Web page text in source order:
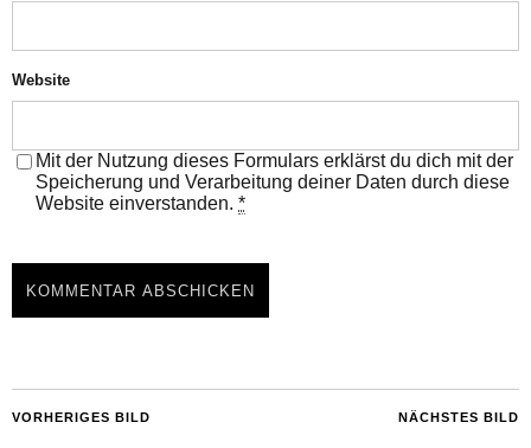
Website
Mit der Nutzung dieses Formulars erklärst du dich mit der
Speicherung und Verarbeitung deiner Daten durch diese
Website einverstanden. *
NÄCHSTES BILD
VORHERIGES BILD